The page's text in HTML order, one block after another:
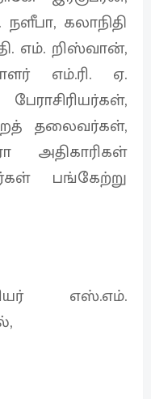
கலாநிதி
எம். றிஸ்வான்,
எம்.ரி. ஏ.
தலைவர்கள்,
அதிகாரிகள்
பங்கேற்று
எஸ்.எம்.